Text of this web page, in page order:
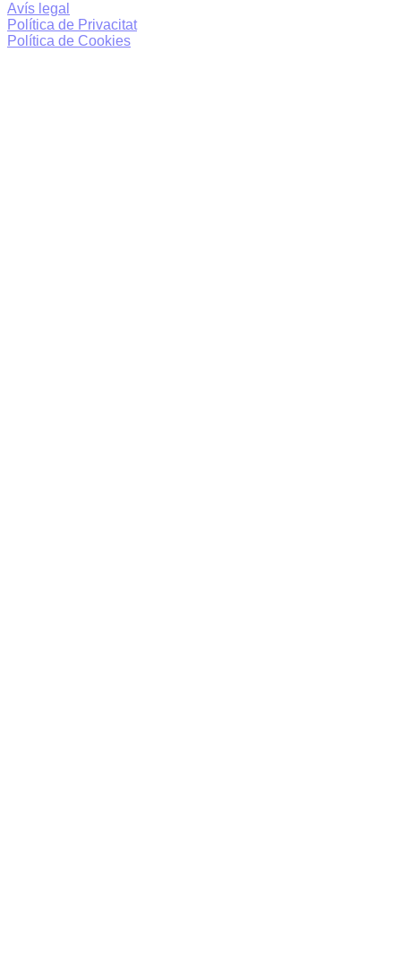
Avís legal
Política de Privacitat
Política de Cookies